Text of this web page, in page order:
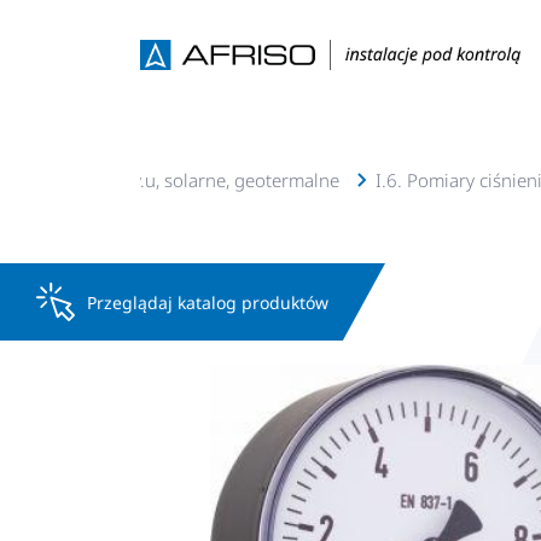
c.o., c.w.u, solarne, geotermalne I.6. Pomiary
Przeglądaj katalog produktów